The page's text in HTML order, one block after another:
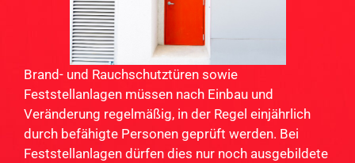
Brand- und Rauchschutztüren sowie
Feststellanlagen müssen nach Einbau und
Veränderung regelmäßig, in der Regel einjährlich
durch befähigte Personen geprüft werden. Bei
Feststellanlagen dürfen dies nur noch ausgebildete